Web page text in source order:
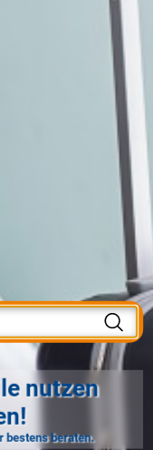
nutzen
bestens beraten.